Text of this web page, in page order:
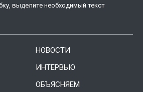
выделите необходимый текст
НОВОСТИ
ИНТЕРВЬЮ
ОБЪЯСНЯЕМ